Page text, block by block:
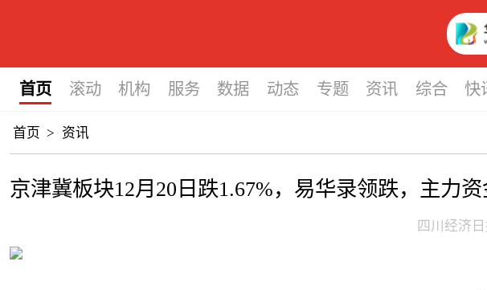
首页 滚动 机构 服务 数据 动态 专题 资讯 综合 快
首页 > 资讯
京津冀板块12月20日跌1.67%，易华录领跌，主力
四川经济